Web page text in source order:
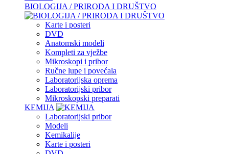
BIOLOGIJA / PRIRODA I DRUŠTVO
Karte i posteri
DVD
Anatomski modeli
Kompleti za vježbe
Mikroskopi i pribor
Ručne lupe i povećala
Laboratorijska oprema
Laboratorijski pribor
Mikroskopski preparati
KEMIJA
Laboratorijski pribor
Modeli
Kemikalije
Karte i posteri